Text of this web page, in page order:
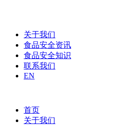
关于我们
食品安全资讯
食品安全知识
联系我们
EN
首页
关于我们